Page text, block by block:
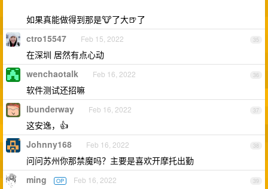
如果真能做得到那是🐮了大🍺了
35
ctro15547 Feb 15, 2022
在深圳 居然有点心动
36
wenchaotalk Feb 16, 2022
软件测试还招嘛
37
lbunderway Feb 16, 2022
这安逸，👍
38
Johnny168 Feb 16, 2022
问问苏州你那禁魔吗？主要是喜欢开摩托出勤
39
ming OP Feb 16, 2022